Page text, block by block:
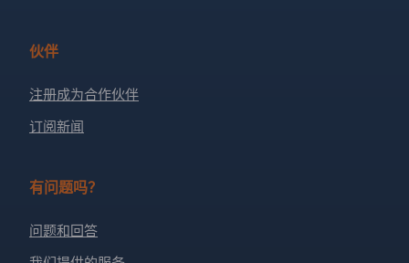
伙伴
注册成为合作伙伴
订阅新闻
有问题吗？
问题和回答